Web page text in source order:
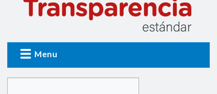
Menu